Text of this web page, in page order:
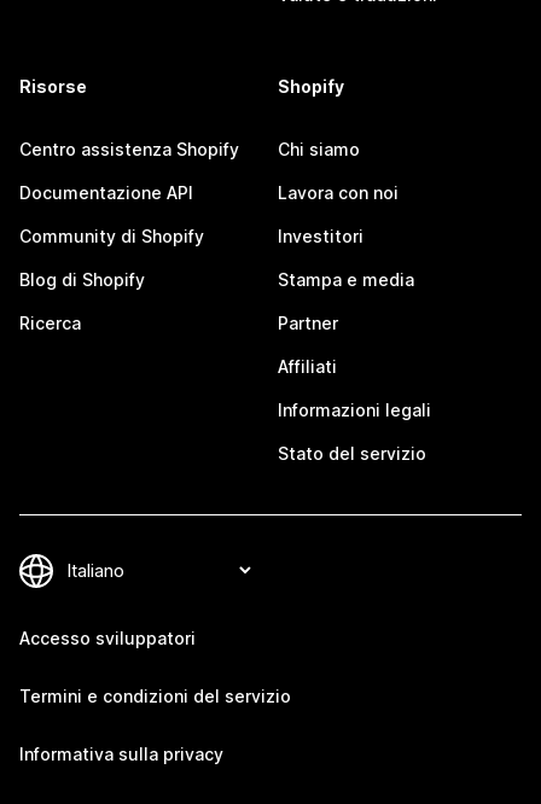
Risorse
Centro assistenza Shopify
Documentazione API
Community di Shopify
Blog di Shopify
Ricerca
Shopify
Chi siamo
Lavora con noi
Investitori
Stampa e media
Partner
Affiliati
Informazioni legali
Stato del servizio
Accesso sviluppatori
Termini e condizioni del servizio
Informativa sulla privacy